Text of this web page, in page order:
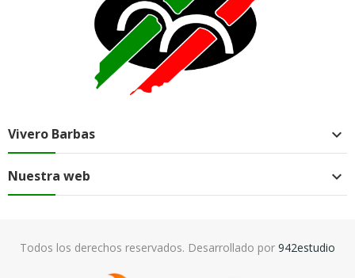
Vivero Barbas 
Nuestra web 
Todos los derechos reservados. Desarrollado por 942estudio